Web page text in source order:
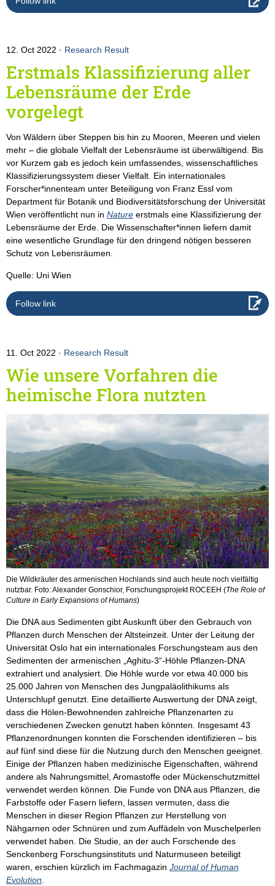
12. Oct 2022 Research Result
Erstmals Klassifizierung aller
Lebensräume der Erde
vorgelegt
Von Wäldern über Steppen bis hin zu Mooren, Meeren und vielen
mehr – die globale Vielfalt der Lebensräume ist überwältigend. Bis
vor Kurzem gab es jedoch kein umfassendes, wissenschaftliches
Klassifizierungssystem dieser Vielfalt. Ein internationales
Forscher*innenteam unter Beteiligung von Franz Essl vom
Department für Botanik und Biodiversitätsforschung der Universität
Wien veröffentlicht nun in Nature erstmals eine Klassifizierung der
Lebensräume der Erde. Die Wissenschafter*innen liefern damit
eine wesentliche Grundlage für den dringend nötigen besseren
Schutz von Lebensräumen.
Quelle: Uni Wien
Follow link
11. Oct 2022 Research Result
Wie unsere Vorfahren die
heimische Flora nutzten
Die Wildkräuter des armenischen Hochlands sind auch heute noch vielfältig
nutzbar. Foto: Alexander Gonschior, Forschungsprojekt ROCEEH (The Role of
Culture in Early Expansions of Humans)
Die DNA aus Sedimenten gibt Auskunft über den Gebrauch von
Pflanzen durch Menschen der Altsteinzeit. Unter der Leitung der
Universität Oslo hat ein internationales Forschungsteam aus den
Sedimenten der armenischen „Aghitu-3“-Höhle Pflanzen-DNA
extrahiert und analysiert. Die Höhle wurde vor etwa 40.000 bis
25.000 Jahren von Menschen des Jungpaläolithikums als
Unterschlupf genutzt. Eine detaillierte Auswertung der DNA zeigt,
dass die Hölen-Bewohnenden zahlreiche Pflanzenarten zu
verschiedenen Zwecken genutzt haben könnten. Insgesamt 43
Pflanzenordnungen konnten die Forschenden identifizieren – bis
auf fünf sind diese für die Nutzung durch den Menschen geeignet.
Einige der Pflanzen haben medizinische Eigenschaften, während
andere als Nahrungsmittel, Aromastoffe oder Mückenschutzmittel
verwendet werden können. Die Funde von DNA aus Pflanzen, die
Farbstoffe oder Fasern liefern, lassen vermuten, dass die
Menschen in dieser Region Pflanzen zur Herstellung von
Nähgarnen oder Schnüren und zum Auffädeln von Muschelperlen
verwendet haben. Die Studie, an der auch Forschende des
Senckenberg Forschungsinstituts und Naturmuseen beteiligt
waren, erschien kürzlich im Fachmagazin Journal of Human
Evolution.